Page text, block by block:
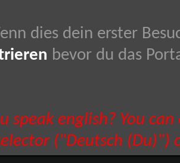
dies dein erster
bevor du das
speak english? You
("Deutsch (Du)")